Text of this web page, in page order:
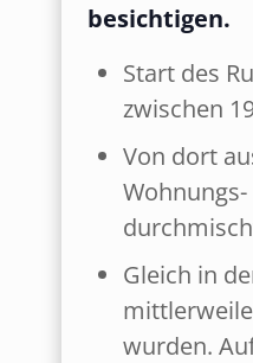
besichtigen.
Start des
zwischen
Von dort
Gleich in
wurden.